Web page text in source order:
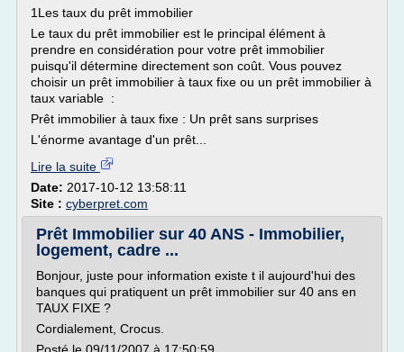
1Les taux du prêt immobilier
Le taux du prêt immobilier est le principal élément à
prendre en considération pour votre prêt immobilier
puisqu'il détermine directement son coût. Vous pouvez
choisir un prêt immobilier à taux fixe ou un prêt immobilier à
taux variable :
Prêt immobilier à taux fixe : Un prêt sans surprises
L'énorme avantage d'un prêt...
Lire la suite
Date: 2017-10-12 13:58:11
Site : cyberpret.com
Prêt Immobilier sur 40 ANS - Immobilier,
logement, cadre ...
Bonjour, juste pour information existe t il aujourd'hui des
banques qui pratiquent un prêt immobilier sur 40 ans en
TAUX FIXE ?
Cordialement, Crocus.